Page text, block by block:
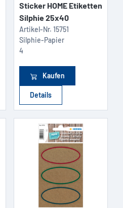
Sticker HOME Etiketten
Silphie 25x40
Artikel-Nr. 15751
Silphie-Papier
4
Kaufen
Details